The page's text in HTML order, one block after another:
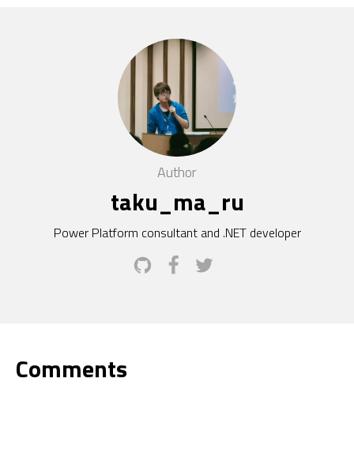
Author
taku_ma_ru
Power Platform consultant and .NET developer
Comments